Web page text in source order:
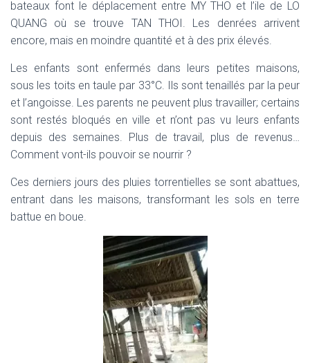
bateaux font le déplacement entre MY THO et l’ile de LO
QUANG où se trouve TAN THOI. Les denrées arrivent
encore, mais en moindre quantité et à des prix élevés.
Les enfants sont enfermés dans leurs petites maisons,
sous les toits en taule par 33°C. Ils sont tenaillés par la peur
et l’angoisse. Les parents ne peuvent plus travailler; certains
sont restés bloqués en ville et n’ont pas vu leurs enfants
depuis des semaines. Plus de travail, plus de revenus…
Comment vont-ils pouvoir se nourrir ?
Ces derniers jours des pluies torrentielles se sont abattues,
entrant dans les maisons, transformant les sols en terre
battue en boue.